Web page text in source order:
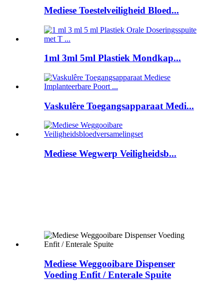
Mediese Toestelveiligheid Bloed...
1ml 3ml 5ml Plastiek Mondkap...
Vaskulêre Toegangsapparaat Medi...
Mediese Wegwerp Veiligheidsb...
Mediese Weggooibare Dispenser
Voeding Enfit / Enterale Spuite